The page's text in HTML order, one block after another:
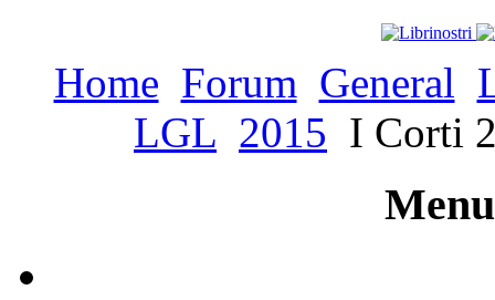
Home Forum General
LGL 2015 I Corti